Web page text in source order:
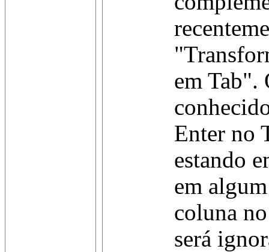
em Tab".
Enter no
estando
em
coluna
será